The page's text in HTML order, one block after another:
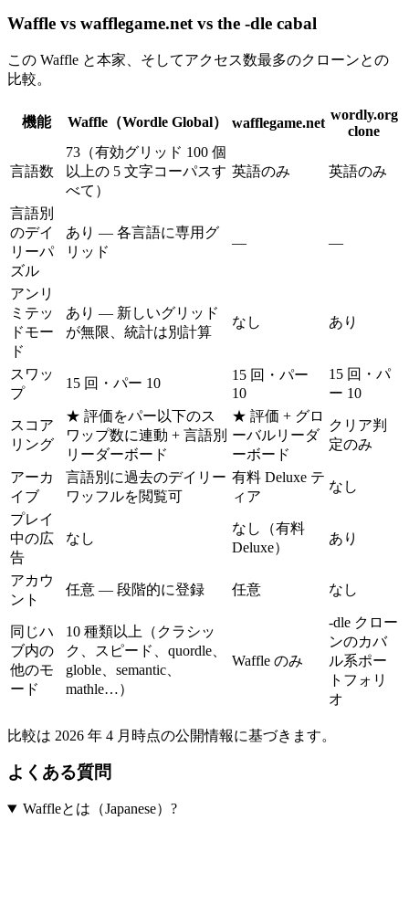
Waffle vs wafflegame.net vs the -dle cabal
この Waffle と本家、そしてアクセス数最多のクローンとの
比較。
機能 Waffle（Wordle Global） wafflegame.net
wordly.org
clone
言語数
73（有効グリッド 100 個
以上の 5 文字コーパスす
べて）
英語のみ 英語のみ
言語別
のデイ
リーパ
ズル
あり — 各言語に専用グ
リッド
— —
アンリ
ミテッ
ドモー
ド
あり — 新しいグリッド
が無限、統計は別計算
なし あり
スワッ
プ
15 回・パー 10
15 回・パー
10
15 回・パ
ー 10
スコア
リング
★ 評価をパー以下のス
ワップ数に連動 + 言語別
リーダーボード
★ 評価 + グロ
ーバルリーダ
ーボード
クリア判
定のみ
アーカ
イブ
言語別に過去のデイリー
ワッフルを閲覧可
有料 Deluxe テ
ィア
なし
プレイ
中の広
告
なし
なし（有料
Deluxe）
あり
アカウ
ント
任意 — 段階的に登録 任意 なし
同じハ
ブ内の
他のモ
ード
10 種類以上（クラシッ
ク、スピード、quordle、
globle、semantic、
mathle…）
Waffle のみ
-dle クロー
ンのカバ
ル系ポー
トフォリ
オ
比較は 2026 年 4 月時点の公開情報に基づきます。
よくある質問
Waffleとは（Japanese）?